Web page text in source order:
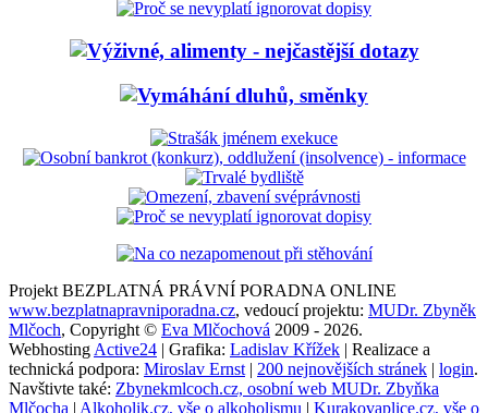
Projekt BEZPLATNÁ PRÁVNÍ PORADNA ONLINE
www.bezplatnapravniporadna.cz, vedoucí projektu: MUDr. Zbyněk
Mlčoch, Copyright © Eva Mlčochová 2009 - 2026.
Webhosting Active24 | Grafika: Ladislav Křížek | Realizace a
technická podpora: Miroslav Ernst | 200 nejnovějších stránek | login.
Navštivte také: Zbynekmlcoch.cz, osobní web MUDr. Zbyňka
Mlčocha | Alkoholik.cz, vše o alkoholismu | Kurakovaplice.cz, vše o